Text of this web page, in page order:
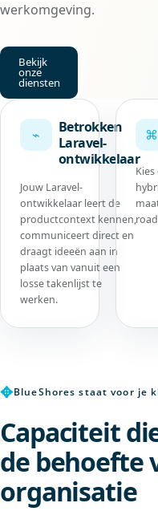
werkomgeving.
Bekijk
onze
diensten
⌁
Betrokken
Laravel-
ontwikkelaar
Jouw Laravel-
ontwikkelaar leert de
productcontext kennen,
communiceert direct en
draagt ideeën aan in
plaats van vanuit een
losse takenlijst te
werken.
⌘
✥BlueShores staat voor je
Capaciteit
de behoefte
organisatie